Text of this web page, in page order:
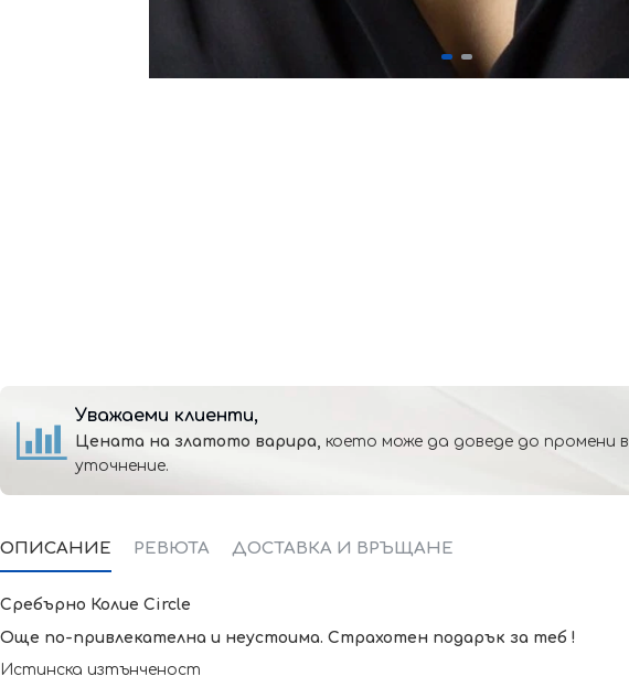
Уважаеми клиенти,
Цената на златото варира, което може да доведе до промени в
уточнение.
ОПИСАНИЕ РЕВЮТА ДОСТАВКА И ВРЪЩАНЕ
Сребърно Колие Circle
Още по-привлекателна и неустоима. Страхотен подарък за теб !
Истинска изтънченост